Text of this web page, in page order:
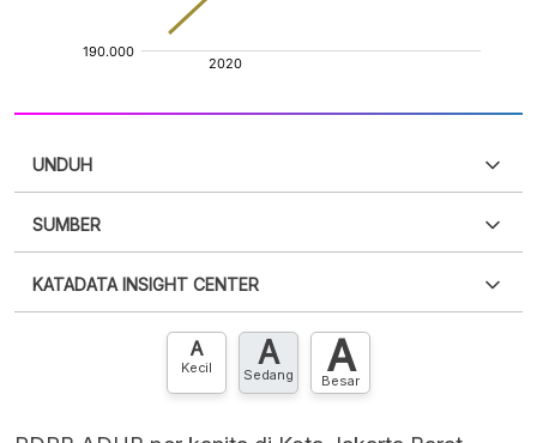
UNDUH
XLS
SUMBER
punya akun?Silakan Daftar sekarang
KATADATA INSIGHT CENTER
Hubungi sekarang »
A
Kecil A
Sedang A
Besar